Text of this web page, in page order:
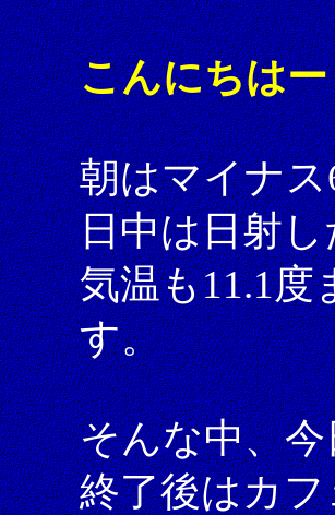
こんにちは
朝はマイナ
日中は日射
気温も11.1
す。
そんな中、
終了後はカ